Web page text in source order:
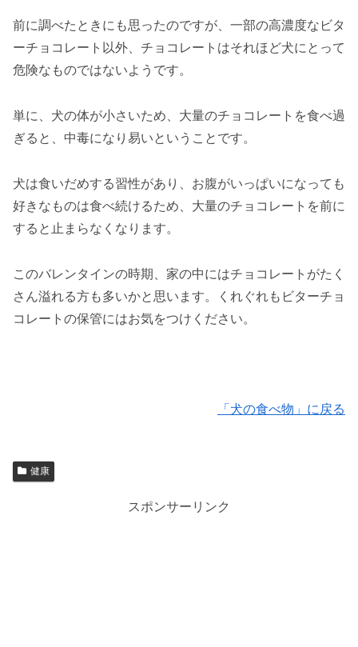
前に調べたときにも思ったのですが、一部の高濃度なビタ
ーチョコレート以外、チョコレートはそれほど犬にとって
危険なものではないようです。
単に、犬の体が小さいため、大量のチョコレートを食べ過
ぎると、中毒になり易いということです。
犬は食いだめする習性があり、お腹がいっぱいになっても
好きなものは食べ続けるため、大量のチョコレートを前に
すると止まらなくなります。
このバレンタインの時期、家の中にはチョコレートがたく
さん溢れる方も多いかと思います。くれぐれもビターチョ
コレートの保管にはお気をつけください。
「犬の食べ物」に戻る
健康
スポンサーリンク